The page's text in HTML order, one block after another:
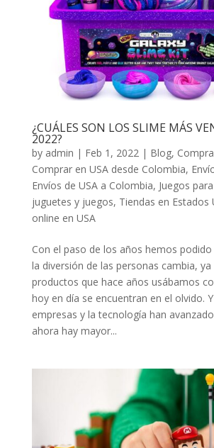
¿CUÁLES SON LOS SLIME MÁS
2022?
by admin | Feb 1, 2022 | Blog,
Comprar en USA desde Colombia,
Envíos de USA a Colombia, Juegos
juguetes y juegos, Tiendas en Estados
online en USA
Con el paso de los años hemos
la diversión de las personas cambia, ya
productos que hace años usábamos
hoy en día se encuentran en el olvido.
empresas y la tecnología han
ahora hay mayor...